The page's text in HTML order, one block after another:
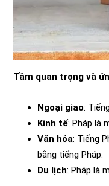
Tầm quan trọng và
Ngoại giao:
Kinh tế: Pháp là
Văn hóa: Tiếng
bằng tiếng Pháp.
Du lịch: Pháp là